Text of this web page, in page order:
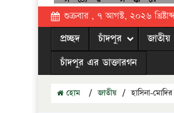
শুক্রবার , ৭ আগস্ট, ২০২৬
প্রচ্ছদ চাঁদপুর জাতীয়
চাঁদপুর এর ডাক্তারগন
হোম / জাতীয় / হাসিনা-